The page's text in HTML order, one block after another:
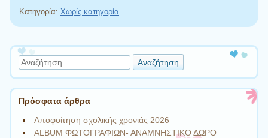
Κατηγορία: Χωρίς κατηγορία
Πλοήγηση άρθρων
Αναζήτηση
Πρόσφατα άρθρα
Αποφοίτηση σχολικής χρονιάς 2026
ALBUM ΦΩΤΟΓΡΑΦΙΩΝ- ΑΝΑΜΝΗΣΤΙΚΟ ΔΩΡΟ